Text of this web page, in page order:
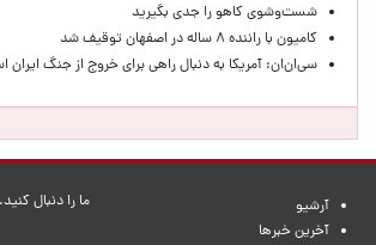
شست‌وشوی کاهو را جدی بگیرید
کامیون با راننده ۸ ساله در اصفهان توقیف شد
سی‌ان‌ان: آمریکا به دنبال راهی برای خروج از جنگ ایران
آرشیو
آخرین خبرها
ما را دنبال کنید.